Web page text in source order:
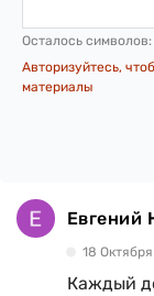
Осталось символов:
Авторизуйтесь,
материалы
Евгений
18
Каждый